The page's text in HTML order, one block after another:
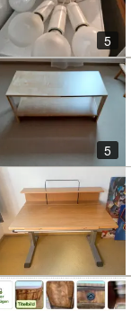
5
5